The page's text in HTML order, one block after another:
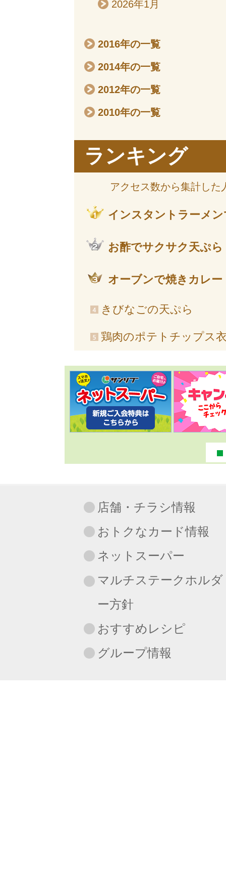
2026年1月
2016年の一覧
2014年の一覧
2012年の一覧
2010年の一覧
ランキング
アクセス数から集計した
インスタントラーメ
お酢でサクサク天ぷら
オーブンで焼きカレー
きびなごの天ぷら
鶏肉のポテトチップス
店舗・チラシ情報
おトクなカード情報
ネットスーパー
マルチステークホルダ
ー方針
おすすめレシピ
グループ情報